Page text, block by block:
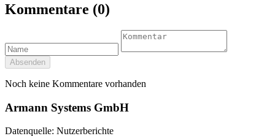
Kommentare (0)
Absenden
Noch keine Kommentare vorhanden
Armann Systems GmbH
Datenquelle: Nutzerberichte